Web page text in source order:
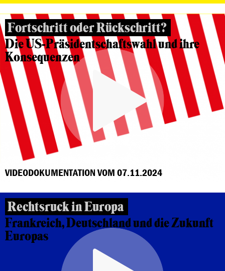
Fortschritt oder Rückschritt?
Die US-Präsidentschaftswahl und ihre
Konsequenzen
VIDEODOKUMENTATION VOM 07.11.2024
Rechtsruck in Europa
Frankreich, Deutschland und die Zukunft
Europas